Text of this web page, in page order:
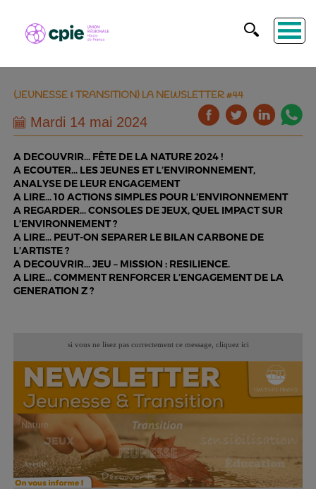
(JEUNESSE & TRANSITION) LA NEWSLETTER #44
Mardi 14 mai 2024
A DECOUVRIR… FÊTE DE LA NATURE 2024 !
A ECOUTER… LES JEUNES ET L’ENVIRONNEMENT,
ANALYSE DE LEUR ENGAGEMENT
A LIRE… 10 ACTIONS SIMPLES POUR L’ENVIRONNEMENT
A REGARDER… CONSOLES DE JEUX, QUEL IMPACT SUR
L’ENVIRONNEMENT ?
A LIRE… PEUT-ON SEPARER LE BILAN CARBONE DE
L’ARTISTE ?
A DECOUVRIR… JEU – MISSION : RESILIENCE.
A LIRE… COMMENT RENFORCER L’ENGAGEMENT DE LA
GENERATION Z ?
si vous ne lisez pas correctement ce message, cliquez ici